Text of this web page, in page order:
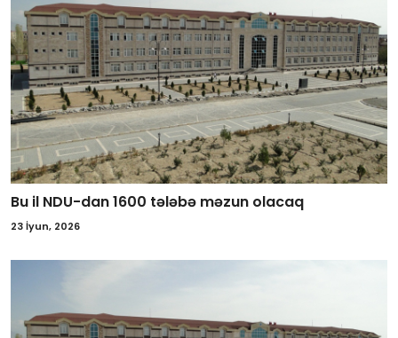
Bu il NDU-dan 1600 tələbə məzun olacaq
23 İyun, 2026